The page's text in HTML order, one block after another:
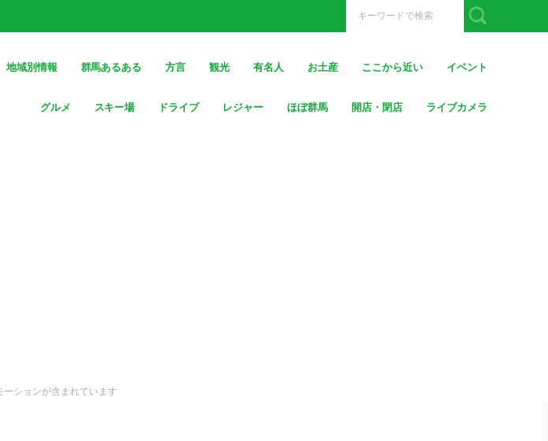
地域別情報 群馬あるある 方言 観光 有名人 お土産 ここから近い イベント
グルメ スキー場 ドライブ レジャー ほぼ群馬 開店・閉店 ライブカメラ
ションが含まれています